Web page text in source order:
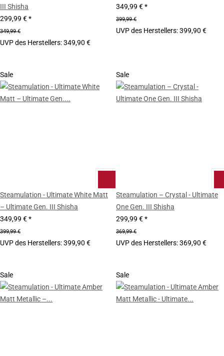
III Shisha
299,99 €*
349,99 €
UVP des Herstellers:349,90 €
349,99 €*
399,99 €
UVP des Herstellers:399,90 €
Sale
Steamulation - Ultimate White Matt
– Ultimate Gen. III Shisha
349,99 €*
399,99 €
UVP des Herstellers:399,90 €
Sale
Steamulation – Crystal - Ultimate
One Gen. III Shisha
299,99 €*
369,99 €
UVP des Herstellers:369,90 €
Sale Sale